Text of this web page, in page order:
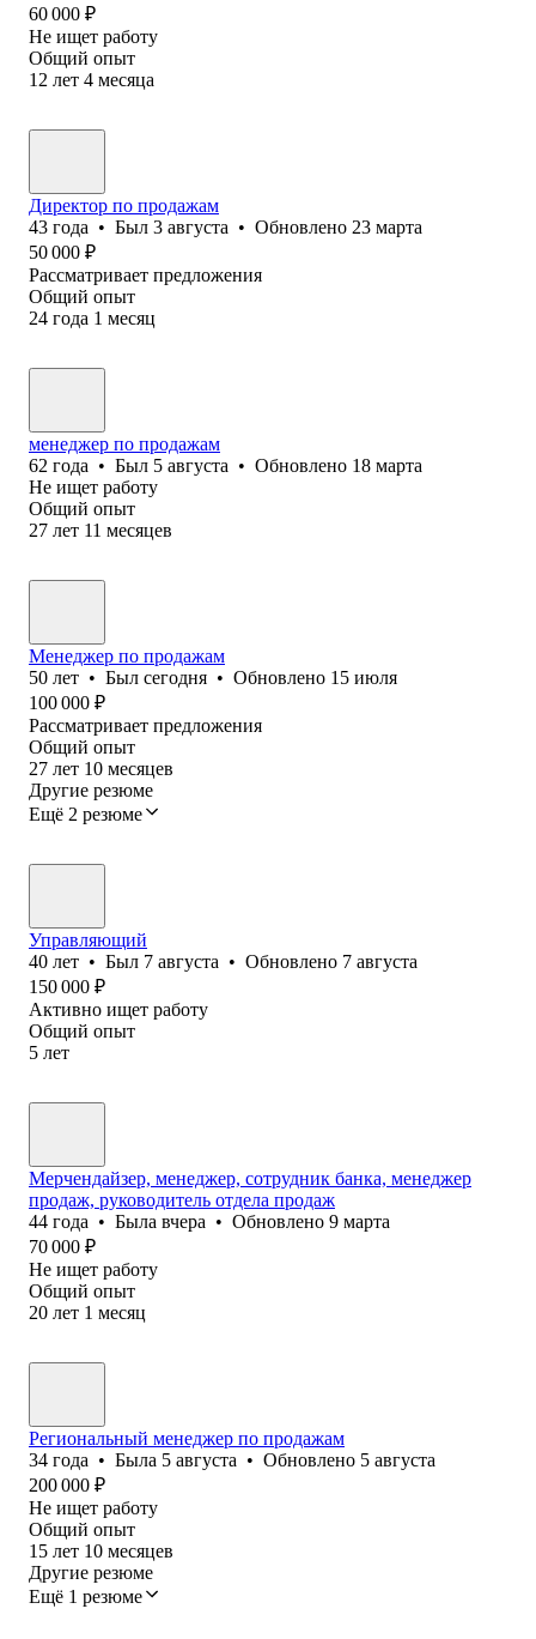
60 000 ₽
Не ищет работу
Общий опыт
12 лет 4 месяца
Директор по продажам
43 года • Был 3 августа • Обновлено 23 марта
50 000 ₽
Рассматривает предложения
Общий опыт
24 года 1 месяц
менеджер по продажам
62 года • Был 5 августа • Обновлено 18 марта
Не ищет работу
Общий опыт
27 лет 11 месяцев
Менеджер по продажам
50 лет • Был сегодня • Обновлено 15 июля
100 000 ₽
Рассматривает предложения
Общий опыт
27 лет 10 месяцев
Другие резюме
Ещё 2 резюме
Управляющий
40 лет • Был 7 августа • Обновлено 7 августа
150 000 ₽
Активно ищет работу
Общий опыт
5 лет
Мерчендайзер, менеджер, сотрудник банка, менеджер
продаж, руководитель отдела продаж
44 года • Была вчера • Обновлено 9 марта
70 000 ₽
Не ищет работу
Общий опыт
20 лет 1 месяц
Региональный менеджер по продажам
34 года • Была 5 августа • Обновлено 5 августа
200 000 ₽
Не ищет работу
Общий опыт
15 лет 10 месяцев
Другие резюме
Ещё 1 резюме